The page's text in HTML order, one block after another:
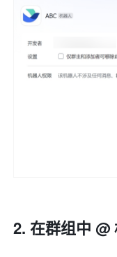
在群组中 @